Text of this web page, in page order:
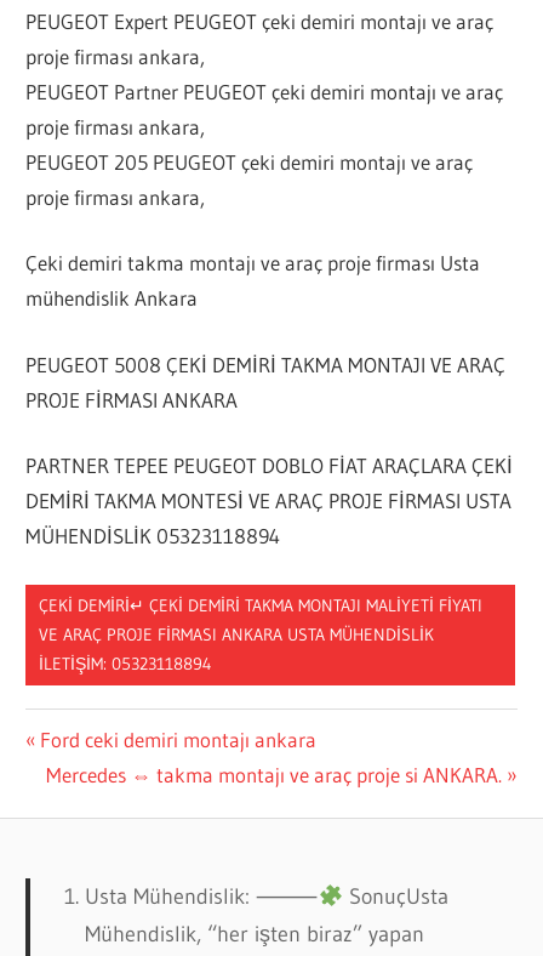
PEUGEOT Expert PEUGEOT çeki demiri montajı ve araç
proje firması ankara,
PEUGEOT Partner PEUGEOT çeki demiri montajı ve araç
proje firması ankara,
PEUGEOT 205 PEUGEOT çeki demiri montajı ve araç
proje firması ankara,
Çeki demiri takma montajı ve araç proje firması Usta
mühendislik Ankara
PEUGEOT 5008 ÇEKİ DEMİRİ TAKMA MONTAJI VE ARAÇ
PROJE FİRMASI ANKARA
PARTNER TEPEE PEUGEOT DOBLO FİAT ARAÇLARA ÇEKİ
DEMİRİ TAKMA MONTESİ VE ARAÇ PROJE FİRMASI USTA
MÜHENDİSLİK 05323118894
ÇEKI DEMIRI↵ ÇEKI DEMIRI TAKMA MONTAJI MALIYETI FIYATI
VE ARAÇ PROJE FIRMASI ANKARA USTA MÜHENDİSLİK
İLETİŞİM: 05323118894
Yazı
gezinmesi
Previous
Post:
Ford ceki demiri montajı ankara
Next
Mercedes ⇔ takma montajı ve araç proje si ANKARA.
Usta Mühendislik: ⸻
SonuçUsta
Mühendislik, “her işten biraz” yapan